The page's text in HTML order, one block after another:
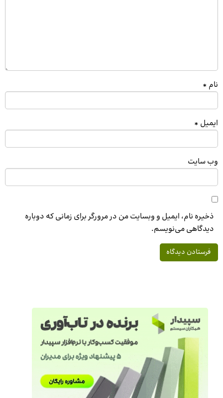
نام *
ایمیل *
وب‌ سایت
ذخیره نام، ایمیل و وبسایت من در مرورگر برای زمانی که دوباره
دیدگاهی می‌نویسم.